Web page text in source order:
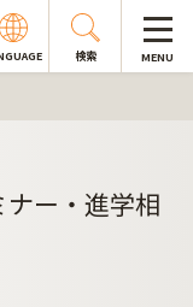
検索 MENU
ー・進学相